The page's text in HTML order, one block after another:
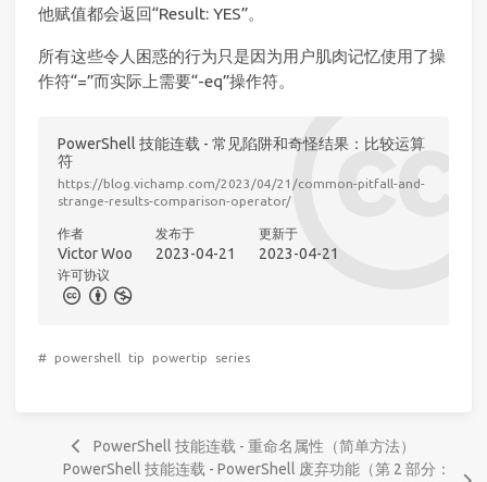
他赋值都会返回“Result: YES”。
所有这些令人困惑的行为只是因为用户肌肉记忆使用了操
作符“=”而实际上需要“-eq”操作符。
PowerShell 技能连载 - 常见陷阱和奇怪结果：比较运算
符
https://blog.vichamp.com/2023/04/21/common-pitfall-and-
strange-results-comparison-operator/
作者
Victor Woo
发布于
2023-04-21
更新于
2023-04-21
许可协议
# powershell tip powertip series
PowerShell 技能连载 - 重命名属性（简单方法）
PowerShell 技能连载 - PowerShell 废弃功能（第 2 部分：